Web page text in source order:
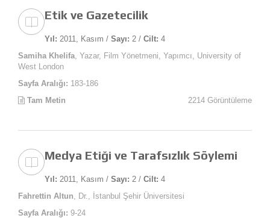
Etik ve Gazetecilik
Yıl: 2011, Kasım / Sayı: 2 / Cilt: 4
Samiha Khelifa , Yazar, Film Yönetmeni, Yapımcı, University of
West London
Sayfa Aralığı: 183-186
Tam Metin
2214 Görüntüleme
Medya Etiği ve Tarafsızlık Söylemi
Yıl: 2011, Kasım / Sayı: 2 / Cilt: 4
Fahrettin Altun , Dr., İstanbul Şehir Üniversitesi
Sayfa Aralığı: 9-24